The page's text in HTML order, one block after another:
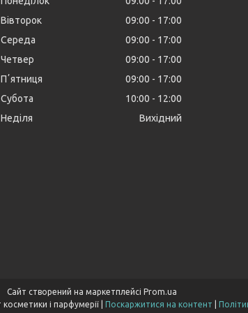
Вівторок
09:00
17:00
Середа
09:00
17:00
Четвер
09:00
17:00
Пʼятниця
09:00
17:00
Субота
10:00
12:00
Неділя
Вихідний
Сайт створений на маркетплейсі Prom.ua
Поскаржитися на контент